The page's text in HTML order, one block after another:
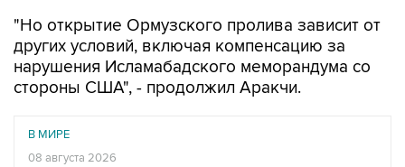
"Но открытие Ормузского пролива зависит от
других условий, включая компенсацию за
нарушения Исламабадского меморандума со
стороны США", - продолжил Аракчи.
В МИРЕ
08 августа 2026